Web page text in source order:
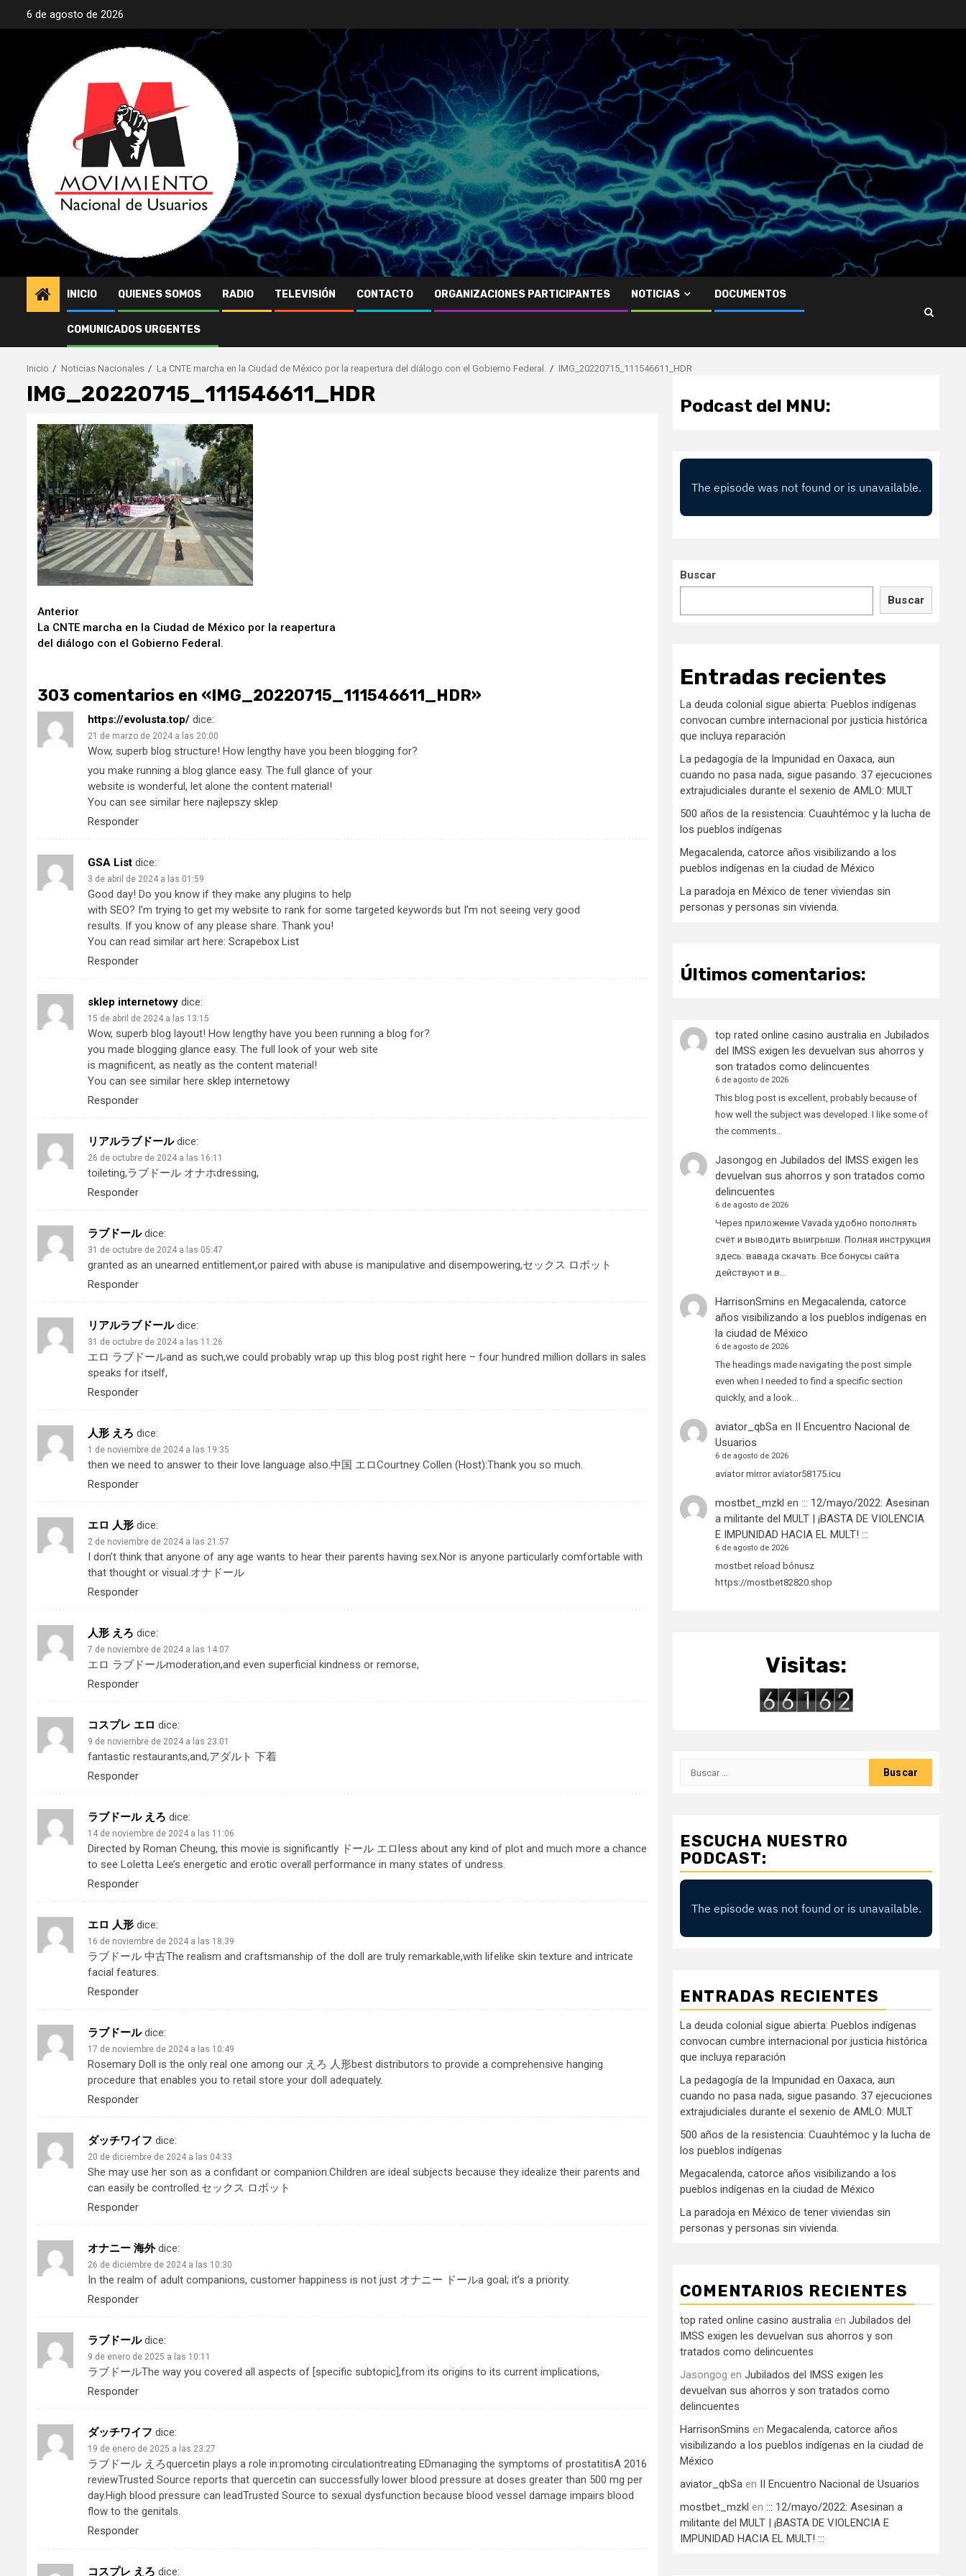
6 de agosto de 2026
INICIO QUIENES SOMOS RADIO TELEVISIÓN CONTACTO ORGANIZACIONES PARTICIPANTES NOTICIAS DOCUMENTOS
COMUNICADOS URGENTES
Inicio Noticias Nacionales La CNTE marcha en la Ciudad de México por la reapertura del diálogo con el Gobierno Federal. IMG_20220715_111546611_HDR
IMG_20220715_111546611_HDR
Seguir
leyendo
Anterior
La CNTE marcha en la Ciudad de México por la reapertura
del diálogo con el Gobierno Federal.
303 comentarios en «IMG_20220715_111546611_HDR»
https://evolusta.top/ dice:
21 de marzo de 2024 a las 20:00
Wow, superb blog structure! How lengthy have you been blogging for?
you make running a blog glance easy. The full glance of your
website is wonderful, let alone the content material!
You can see similar here najlepszy sklep
Responder
GSA List dice:
3 de abril de 2024 a las 01:59
Good day! Do you know if they make any plugins to help
with SEO? I’m trying to get my website to rank for some targeted keywords but I’m not seeing very good
results. If you know of any please share. Thank you!
You can read similar art here: Scrapebox List
Responder
sklep internetowy dice:
15 de abril de 2024 a las 13:15
Wow, superb blog layout! How lengthy have you been running a blog for?
you made blogging glance easy. The full look of your web site
is magnificent, as neatly as the content material!
You can see similar here sklep internetowy
Responder
リアルラブドール dice:
26 de octubre de 2024 a las 16:11
toileting,ラブドール オナホdressing,
Responder
ラブドール dice:
31 de octubre de 2024 a las 05:47
granted as an unearned entitlement,or paired with abuse is manipulative and disempowering,セックス ロボット
Responder
リアルラブドール dice:
31 de octubre de 2024 a las 11:26
エロ ラブドールand as such,we could probably wrap up this blog post right here – four hundred million dollars in sales
speaks for itself,
Responder
人形 えろ dice:
1 de noviembre de 2024 a las 19:35
then we need to answer to their love language also.中国 エロCourtney Collen (Host):Thank you so much.
Responder
エロ 人形 dice:
2 de noviembre de 2024 a las 21:57
I don’t think that anyone of any age wants to hear their parents having sex.Nor is anyone particularly comfortable with
that thought or visual.オナドール
Responder
人形 えろ dice:
7 de noviembre de 2024 a las 14:07
エロ ラブドールmoderation,and even superficial kindness or remorse,
Responder
コスプレ エロ dice:
9 de noviembre de 2024 a las 23:01
fantastic restaurants,and,アダルト 下着
Responder
ラブドール えろ dice:
14 de noviembre de 2024 a las 11:06
Directed by Roman Cheung, this movie is significantly ドール エロless about any kind of plot and much more a chance
to see Loletta Lee’s energetic and erotic overall performance in many states of undress.
Responder
エロ 人形 dice:
16 de noviembre de 2024 a las 18:39
ラブドール 中古The realism and craftsmanship of the doll are truly remarkable,with lifelike skin texture and intricate
facial features.
Responder
ラブドール dice:
17 de noviembre de 2024 a las 10:49
Rosemary Doll is the only real one among our えろ 人形best distributors to provide a comprehensive hanging
procedure that enables you to retail store your doll adequately.
Responder
ダッチワイフ dice:
20 de diciembre de 2024 a las 04:33
She may use her son as a confidant or companion.Children are ideal subjects because they idealize their parents and
can easily be controlled.セックス ロボット
Responder
オナニー 海外 dice:
26 de diciembre de 2024 a las 10:30
In the realm of adult companions, customer happiness is not just オナニー ドールa goal; it’s a priority.
Responder
ラブドール dice:
9 de enero de 2025 a las 10:11
ラブドールThe way you covered all aspects of [specific subtopic],from its origins to its current implications,
Responder
ダッチワイフ dice:
19 de enero de 2025 a las 23:27
ラブドール えろquercetin plays a role in:promoting circulationtreating EDmanaging the symptoms of prostatitisA 2016
reviewTrusted Source reports that quercetin can successfully lower blood pressure at doses greater than 500 mg per
day.High blood pressure can leadTrusted Source to sexual dysfunction because blood vessel damage impairs blood
flow to the genitals.
Responder
コスプレ えろ dice:
Podcast del MNU:
Buscar
Buscar
Entradas recientes
La deuda colonial sigue abierta: Pueblos indígenas
convocan cumbre internacional por justicia histórica
que incluya reparación
La pedagogía de la Impunidad en Oaxaca, aun
cuando no pasa nada, sigue pasando. 37 ejecuciones
extrajudiciales durante el sexenio de AMLO: MULT
500 años de la resistencia: Cuauhtémoc y la lucha de
los pueblos indígenas
Megacalenda, catorce años visibilizando a los
pueblos indígenas en la ciudad de México
La paradoja en México de tener viviendas sin
personas y personas sin vivienda.
Últimos comentarios:
top rated online casino australiaen Jubilados
del IMSS exigen les devuelvan sus ahorros y
son tratados como delincuentes
6 de agosto de 2026
This blog post is excellent, probably because of
how well the subject was developed. I like some of
the comments…
Jasongog en Jubilados del IMSS exigen les
devuelvan sus ahorros y son tratados como
delincuentes
6 de agosto de 2026
Через приложение Vavada удобно пополнять
счёт и выводить выигрыши. Полная инструкция
здесь: вавада скачать. Все бонусы сайта
действуют и в…
HarrisonSmins en Megacalenda, catorce
años visibilizando a los pueblos indígenas en
la ciudad de México
6 de agosto de 2026
The headings made navigating the post simple
even when I needed to find a specific section
quickly, and a look…
aviator_qbSaen II Encuentro Nacional de
Usuarios
6 de agosto de 2026
aviator mirror aviator58175.icu
mostbet_mzkl en ::: 12/mayo/2022: Asesinan
a militante del MULT | ¡BASTA DE VIOLENCIA
E IMPUNIDAD HACIA EL MULT! :::
6 de agosto de 2026
mostbet reload bónusz
https://mostbet82820.shop
Visitas:
ESCUCHA NUESTRO
PODCAST:
ENTRADAS RECIENTES
La deuda colonial sigue abierta: Pueblos indígenas
convocan cumbre internacional por justicia histórica
que incluya reparación
La pedagogía de la Impunidad en Oaxaca, aun
cuando no pasa nada, sigue pasando. 37 ejecuciones
extrajudiciales durante el sexenio de AMLO: MULT
500 años de la resistencia: Cuauhtémoc y la lucha de
los pueblos indígenas
Megacalenda, catorce años visibilizando a los
pueblos indígenas en la ciudad de México
La paradoja en México de tener viviendas sin
personas y personas sin vivienda.
COMENTARIOS RECIENTES
top rated online casino australia en Jubilados del
IMSS exigen les devuelvan sus ahorros y son
tratados como delincuentes
Jasongog en Jubilados del IMSS exigen les
devuelvan sus ahorros y son tratados como
delincuentes
HarrisonSmins en Megacalenda, catorce años
visibilizando a los pueblos indígenas en la ciudad de
México
aviator_qbSa en
II Encuentro Nacional de Usuarios
mostbet_mzkl en ::: 12/mayo/2022: Asesinan a
militante del MULT | ¡BASTA DE VIOLENCIA E
IMPUNIDAD HACIA EL MULT! :::